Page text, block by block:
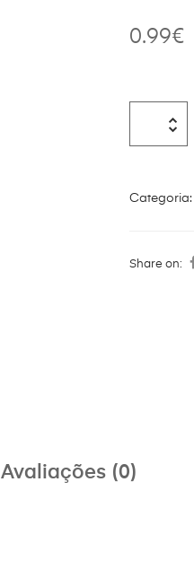
0.99€
Categoria:
Share on:
Avaliações (0)